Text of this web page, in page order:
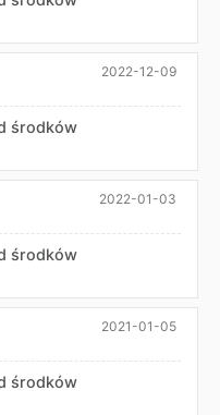
2022-12-09
środków
2022-01-03
środków
2021-01-05
środków